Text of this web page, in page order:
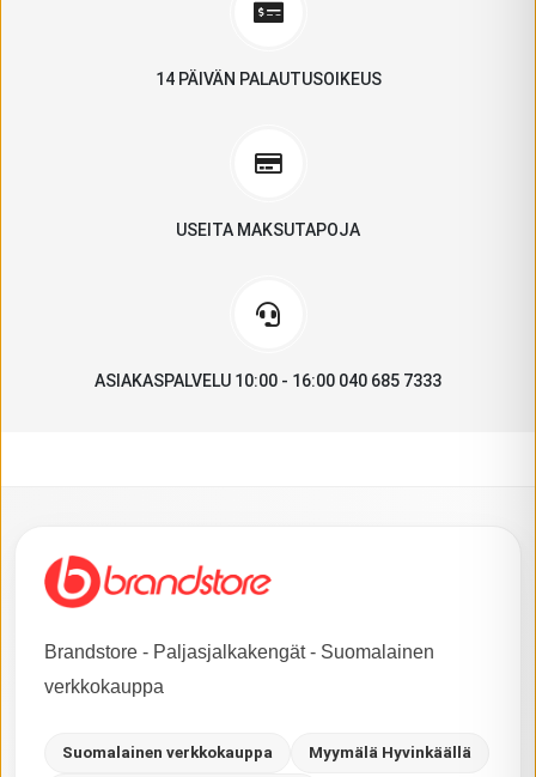
14 PÄIVÄN PALAUTUSOIKEUS
USEITA MAKSUTAPOJA
ASIAKASPALVELU 10:00 - 16:00 040 685 7333
Brandstore - Paljasjalkakengät - Suomalainen
verkkokauppa
Suomalainen verkkokauppa Myymälä Hyvinkäällä